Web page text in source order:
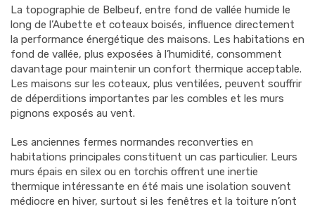
La topographie de Belbeuf, entre fond de vallée humide le
long de l’Aubette et coteaux boisés, influence directement
la performance énergétique des maisons. Les habitations en
fond de vallée, plus exposées à l’humidité, consomment
davantage pour maintenir un confort thermique acceptable.
Les maisons sur les coteaux, plus ventilées, peuvent souffrir
de déperditions importantes par les combles et les murs
pignons exposés au vent.
Les anciennes fermes normandes reconverties en
habitations principales constituent un cas particulier. Leurs
murs épais en silex ou en torchis offrent une inertie
thermique intéressante en été mais une isolation souvent
médiocre en hiver, surtout si les fenêtres et la toiture n’ont